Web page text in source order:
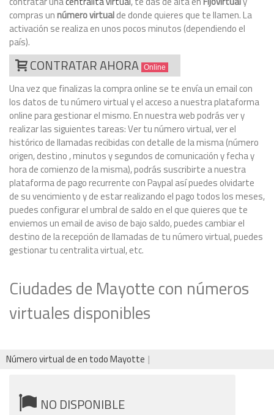
compras unnúmero virtualde donde quieres que te llamen. La
activación se realiza en unos pocos minutos (dependiendo el
país).
CONTRATAR AHORA Online
Una vez que finalizas la compra online se te envía un email con
los datos de tu número virtual y el acceso a nuestra plataforma
online para gestionar el mismo. En nuestra web podrás ver y
realizar las siguientes tareas: Ver tu número virtual, ver el
histórico de llamadas recibidas con detalle de la misma (número
origen, destino , minutos y segundos de comunicación y fecha y
hora de comienzo de la misma), podrás suscribirte a nuestra
plataforma de pago recurrente con Paypal así puedes olvidarte
de su vencimiento y de estar realizando el pago todos los meses,
puedes configurar el umbral de saldo en el que quieres que te
enviemos un email de aviso de bajo saldo, puedes cambiar el
destino de la recepción de llamadas de tu número virtual, puedes
gestionar tu centralita virtual, etc.
Ciudades de Mayotte con números
virtuales disponibles
Número virtual de en todo Mayotte
NO DISPONIBLE